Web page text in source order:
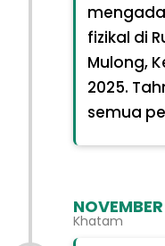
fizikal di
Mulong,
2025.
semua
NOVEMBER
Khatam